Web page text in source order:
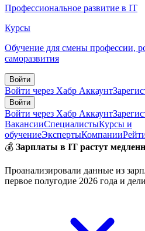
Профессиональное развитие в IT
Курсы
Обучение для смены профессии,
саморазвития
Войти
Войти через Хабр Аккаунт
Войти
Войти через Хабр Аккаунт
ВакансииСпециалистыКурсы и
обучениеЭкспертыКомпании
💰 Зарплаты в IT растут
Проанализировали данные из
первое полугодие 2026 года и